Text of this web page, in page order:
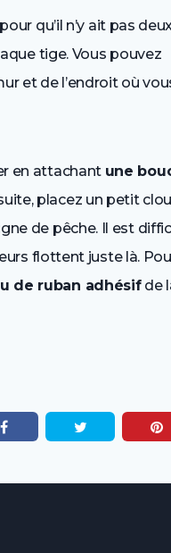
qu’il n’y ait pas
tige. Vous pouvez
et de l’endroit où
en attachant une
placez un petit clou
de pêche. Il est
flottent juste là.
de ruban adhésifde